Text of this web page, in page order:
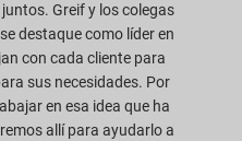
Greif y los colegas
destaque como líder en
con cada cliente para
sus necesidades. Por
en esa idea que ha
allí para ayudarlo a